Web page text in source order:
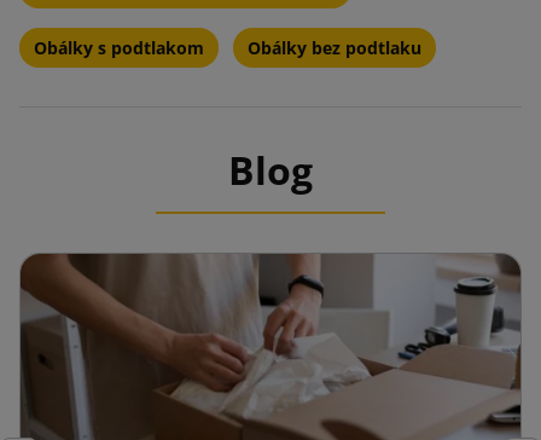
Obálky s podtlakom Obálky bez podtlaku
Blog